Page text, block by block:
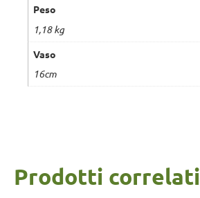
Peso
1,18 kg
Vaso
16cm
Prodotti correlati